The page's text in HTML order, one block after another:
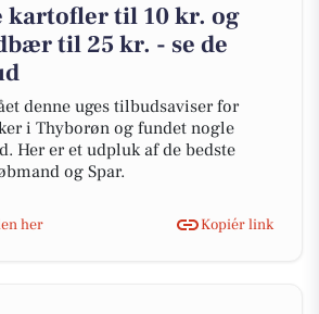
kartofler til 10 kr. og
til 25 kr. - se de
denne uges tilbudsaviser for
i Thyborøn og fundet nogle
Her er et udpluk af de bedste
og Spar.
her Kopiér link